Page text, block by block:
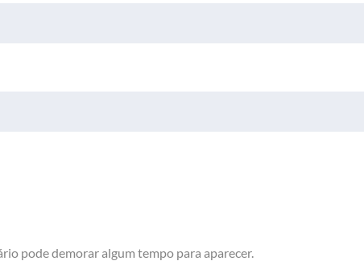
pode demorar algum tempo para aparecer.